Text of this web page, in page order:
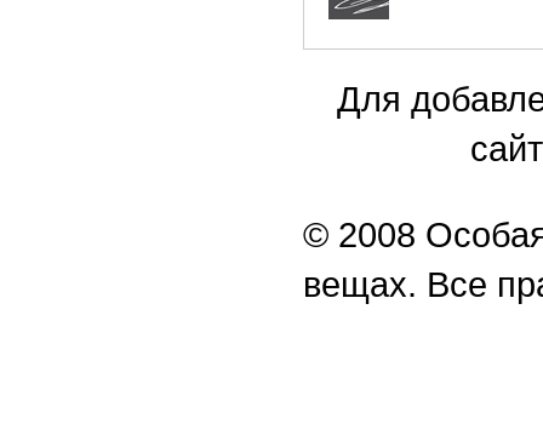
Для
© 2008
вещах. Все